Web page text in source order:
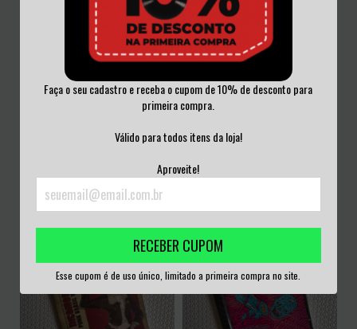
Faça o seu cadastro e receba o cupom de 10% de desconto para
primeira compra.
Válido para todos itens da loja!
Aproveite!
RECEBER CUPOM
Esse cupom é de uso único, limitado a primeira compra no site.
ANNIVERSARY / LIMITE...
3x deR$60,00sem juros
DIGIPACK